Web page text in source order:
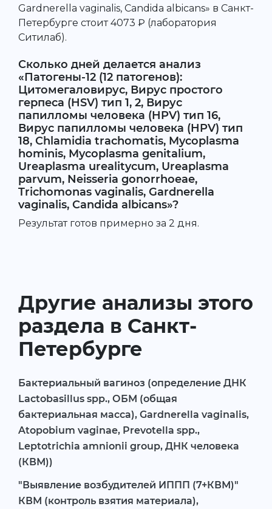
Gardnerella vaginalis, Candida albicans» в Санкт-
Петербурге стоит 4073 ₽ (лаборатория
Ситилаб).
Сколько дней делается анализ
«Патогены-12 (12 патогенов):
Цитомегаловирус, Вирус простого
герпеса (HSV) тип 1, 2, Вирус
папилломы человека (HPV) тип 16,
Вирус папилломы человека (HPV) тип
18, Chlamidia trachomatis, Mycoplasma
hominis, Mycoplasma genitalium,
Ureaplasma urealitycum, Ureaplasma
parvum, Neisseria gonorrhoeae,
Trichomonas vaginalis, Gardnerella
vaginalis, Candida albicans»?
Результат готов примерно за 2 дня.
Другие анализы этого
раздела в Санкт-
Петербурге
Бактериальный вагиноз (определение ДНК
Lactobasillus spp., ОБМ (общая
бактериальная масса), Gardnerella vaginalis,
Atopobium vaginae, Prevotella spp.,
Leptotrichia amnionii group, ДНК человека
(КВМ))
"Выявление возбудителей ИППП (7+КВМ)"
КВМ (контроль взятия материала),